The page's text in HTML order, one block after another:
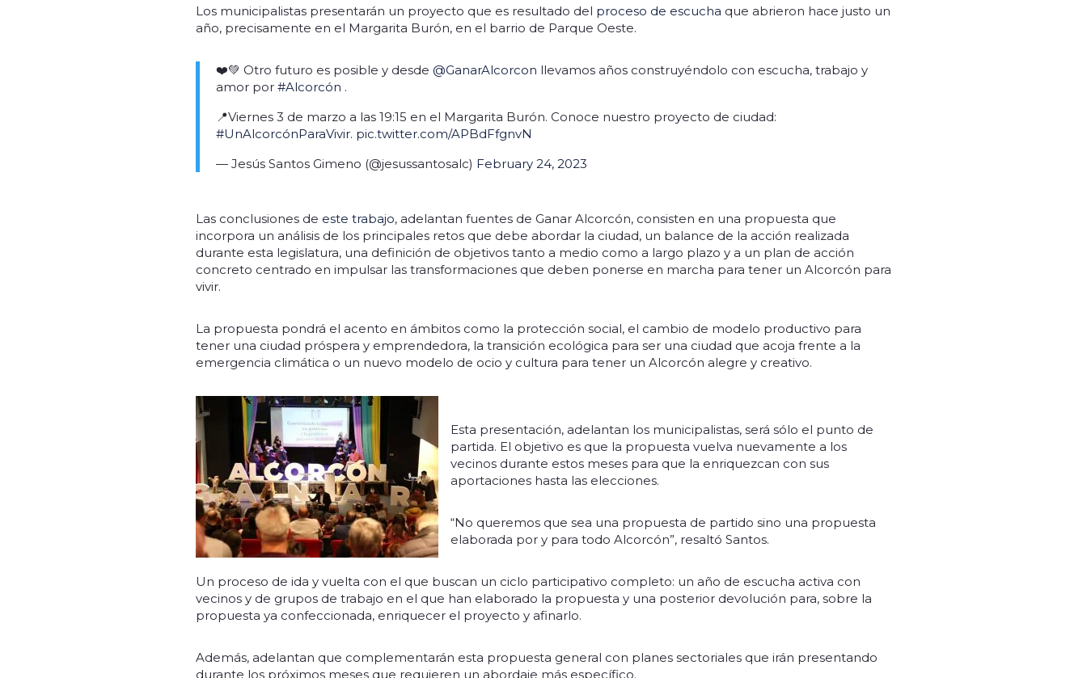
Los municipalistas presentarán un proyecto que es resultado del proceso de escucha que abrieron hace justo un
año, precisamente en el Margarita Burón, en el barrio de Parque Oeste.
❤️💚 Otro futuro es posible y desde @GanarAlcorcon llevamos años construyéndolo con escucha, trabajo y
amor por #Alcorcón .
📍Viernes 3 de marzo a las 19:15 en el Margarita Burón. Conoce nuestro proyecto de ciudad:
#UnAlcorcónParaVivir. pic.twitter.com/APBdFfgnvN
— Jesús Santos Gimeno (@jesussantosalc) February 24, 2023
Las conclusiones de este trabajo, adelantan fuentes de Ganar Alcorcón, consisten en una propuesta que
incorpora un análisis de los principales retos que debe abordar la ciudad, un balance de la acción realizada
durante esta legislatura, una definición de objetivos tanto a medio como a largo plazo y a un plan de acción
concreto centrado en impulsar las transformaciones que deben ponerse en marcha para tener un Alcorcón para
vivir.
La propuesta pondrá el acento en ámbitos como la protección social, el cambio de modelo productivo para
tener una ciudad próspera y emprendedora, la transición ecológica para ser una ciudad que acoja frente a la
emergencia climática o un nuevo modelo de ocio y cultura para tener un Alcorcón alegre y creativo.
Esta presentación, adelantan los municipalistas, será sólo el punto de
partida. El objetivo es que la propuesta vuelva nuevamente a los
vecinos durante estos meses para que la enriquezcan con sus
aportaciones hasta las elecciones.
“No queremos que sea una propuesta de partido sino una propuesta
elaborada por y para todo Alcorcón”, resaltó Santos.
Un proceso de ida y vuelta con el que buscan un ciclo participativo completo: un año de escucha activa con
vecinos y de grupos de trabajo en el que han elaborado la propuesta y una posterior devolución para, sobre la
propuesta ya confeccionada, enriquecer el proyecto y afinarlo.
Además, adelantan que complementarán esta propuesta general con planes sectoriales que irán presentando
durante los próximos meses que requieren un abordaje más específico.